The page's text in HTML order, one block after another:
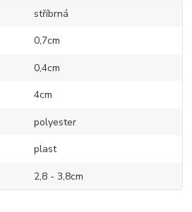
stříbrná
0,7cm
0,4cm
4cm
polyester
plast
2,8 - 3,8cm